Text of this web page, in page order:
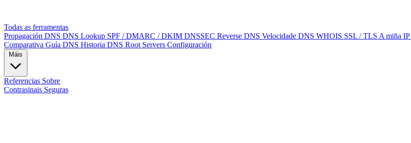
Todas as ferramentas
Propagación DNS DNS Lookup SPF / DMARC / DKIM DNSSEC Reverse DNS Velocidade DNS WHOIS SSL / TLS A miña IP
Comparativa Guía DNS Historia DNS Root Servers Configuración
Referencias Sobre
Contrasinais Seguras